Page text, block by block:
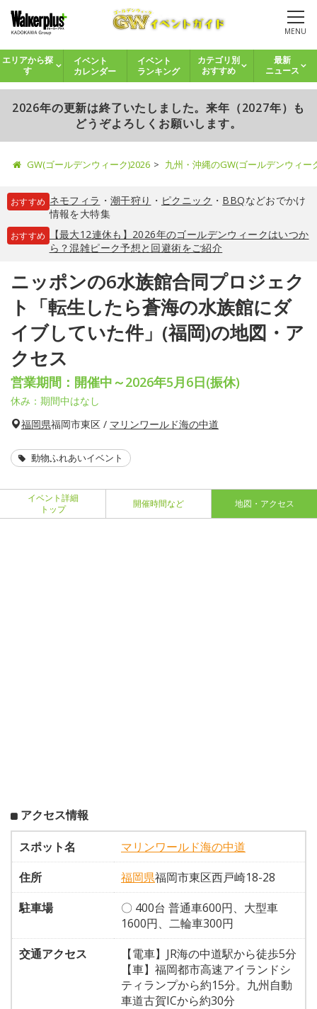
MENU
エリアから探
す
イベント
カレンダー
イベント
ランキング
カテゴリ別
おすすめ
最新
ニュース
2026年の更新は終了いたしました。来年（2027年）も
どうぞよろしくお願いします。
GW(ゴールデンウィーク)2026 九州・沖縄のGW(ゴールデンウィ
おすすめ ネモフィラ ・ 潮干狩り ・ ピクニック ・ BBQなどおでかけ
情報を大特集
おすすめ
【最大12連休も】2026年のゴールデンウィークはいつか
ら？混雑ピーク予想と回避術をご紹介
ニッポンの6水族館合同プロジェク
ト「転生したら蒼海の水族館にダ
イブしていた件」(福岡)の地図・ア
クセス
営業期間：開催中～2026年5月6日(振休)
休み：期間中はなし
福岡県福岡市東区 / マリンワールド海の中道
動物ふれあいイベント
イベント詳細
トップ
開催時間など 地図・アクセス
アクセス情報
スポット名
マリンワールド海の中道
住所
福岡県福岡市東区西戸崎18-28
駐車場
〇 400台 普通車600円、大型車
1600円、二輪車300円
交通アクセス
【電車】JR海の中道駅から徒歩5分
【車】福岡都市高速アイランドシ
ティランプから約15分。九州自動
車道古賀ICから約30分